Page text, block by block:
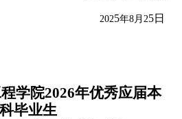
2025年8月25日
学院2026年优秀应届本
科毕业生